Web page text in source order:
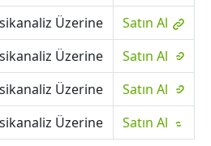
Üzerine
Satın Al
Üzerine
Satın Al
Üzerine
Satın Al
Üzerine Satın Al